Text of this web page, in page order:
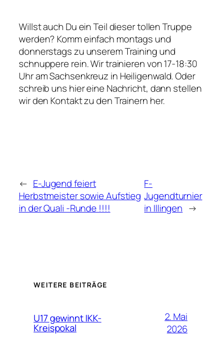
Willst auch Du ein Teil dieser tollen Truppe
werden? Komm einfach montags und
donnerstags zu unserem Training und
schnuppere rein. Wir trainieren von 17-18:30
Uhr am Sachsenkreuz in Heiligenwald. Oder
schreib uns hier eine Nachricht, dann stellen
wir den Kontakt zu den Trainern her.
← E-Jugend feiert
Herbstmeister sowie Aufstieg
in der Quali -Runde !!!!
F-
Jugendturnier
in Illingen →
WEITERE BEITRÄGE
U17 gewinnt IKK-
Kreispokal
2. Mai
2026